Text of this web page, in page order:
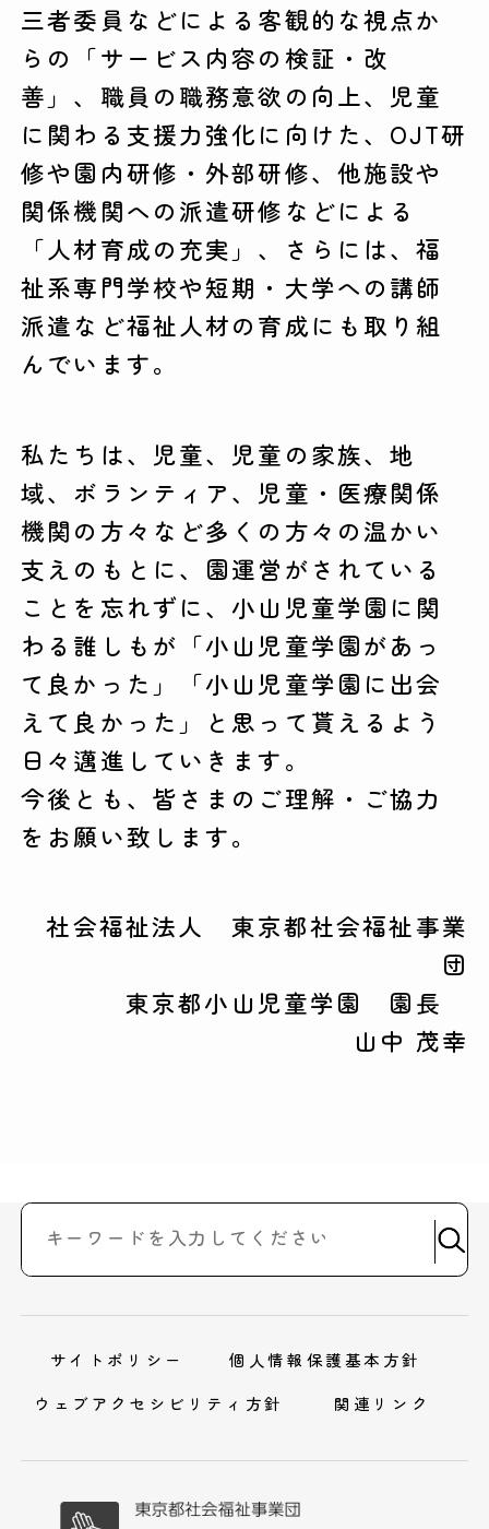
三者委員などによる客観的な視点か
らの「サービス内容の検証・改
善」、職員の職務意欲の向上、児童
に関わる支援力強化に向けた、OJT研
修や園内研修・外部研修、他施設や
関係機関への派遣研修などによる
「人材育成の充実」、さらには、福
祉系専門学校や短期・大学への講師
派遣など福祉人材の育成にも取り組
んでいます。
私たちは、児童、児童の家族、地
域、ボランティア、児童・医療関係
機関の方々など多くの方々の温かい
支えのもとに、園運営がされている
ことを忘れずに、小山児童学園に関
わる誰しもが「小山児童学園があっ
て良かった」「小山児童学園に出会
えて良かった」と思って貰えるよう
日々邁進していきます。
今後とも、皆さまのご理解・ご協力
をお願い致します。
社会福祉法人 東京都社会福祉事業
団
東京都小山児童学園 園長
山中 茂幸
サイトポリシー
個人情報保護基本方針
ウェブアクセシビリティ方針
関連リンク